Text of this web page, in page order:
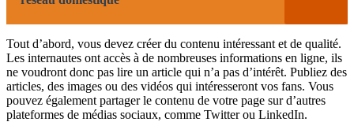
Tout d’abord, vous devez créer du contenu intéressant et de qualité.
Les internautes ont accès à de nombreuses informations en ligne, ils
ne voudront donc pas lire un article qui n’a pas d’intérêt. Publiez des
articles, des images ou des vidéos qui intéresseront vos fans. Vous
pouvez également partager le contenu de votre page sur d’autres
plateformes de médias sociaux, comme Twitter ou LinkedIn.